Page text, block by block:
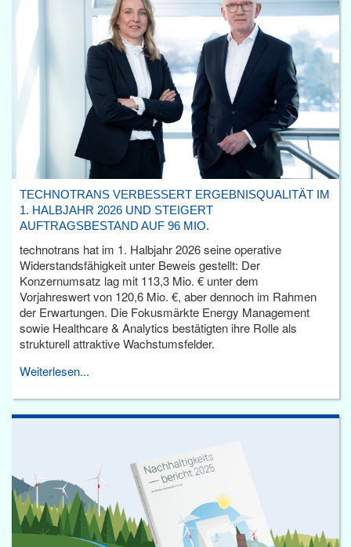
TECHNOTRANS VERBESSERT ERGEBNISQUALITÄT IM
1. HALBJAHR 2026 UND STEIGERT
AUFTRAGSBESTAND AUF 96 MIO.
technotrans hat im 1. Halbjahr 2026 seine operative
Widerstandsfähigkeit unter Beweis gestellt: Der
Konzernumsatz lag mit 113,3 Mio. € unter dem
Vorjahreswert von 120,6 Mio. €, aber dennoch im Rahmen
der Erwartungen. Die Fokusmärkte Energy Management
sowie Healthcare & Analytics bestätigten ihre Rolle als
strukturell attraktive Wachstumsfelder.
Weiterlesen...